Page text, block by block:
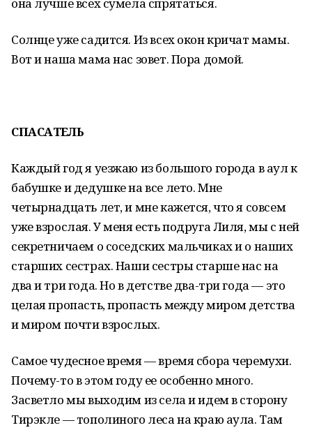
Солнце уже садится. Из всех окон кричат мамы.
Вот и наша мама нас зовет. Пора домой.
СПАСАТЕЛЬ
Каждый год я уезжаю из большого города в аул к
бабушке и дедушке на все лето. Мне
четырнадцать лет, и мне кажется, что я совсем
уже взрослая. У меня есть подруга Лиля, мы с ней
секретничаем о соседских мальчиках и о наших
старших сестрах. Наши сестры старше нас на
два и три года. Но в детстве два-три года — это
целая пропасть, пропасть между миром детства
и миром почти взрослых.
Самое чудесное время — время сбора черемухи.
Почему-то в этом году ее особенно много.
Засветло мы выходим из села и идем в сторону
Тирэкле — тополиного леса на краю аула. Там